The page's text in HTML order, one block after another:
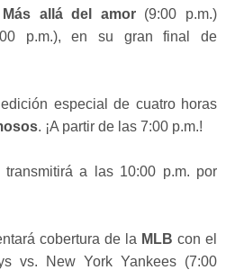
Más allá del amor(9:00 p.m.)
p.m.), en su gran final de
especial de cuatro horas
. ¡A partir de las 7:00 p.m.!
a las 10:00 p.m. por
cobertura de la MLB con el
vs. New York Yankees (7:00